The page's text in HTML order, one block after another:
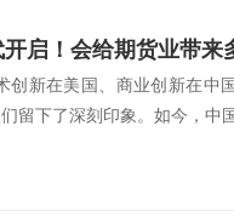
新在美国、商业创新在中
留下了深刻印象。如今，中